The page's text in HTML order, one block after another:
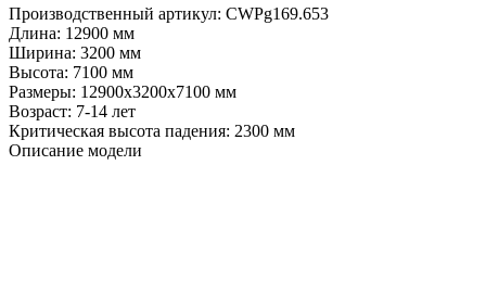
Производственный артикул: CWPg169.653
Длина: 12900 мм
Ширина: 3200 мм
Высота: 7100 мм
Размеры: 12900x3200x7100 мм
Возраст: 7-14 лет
Критическая высота падения: 2300 мм
Описание модели